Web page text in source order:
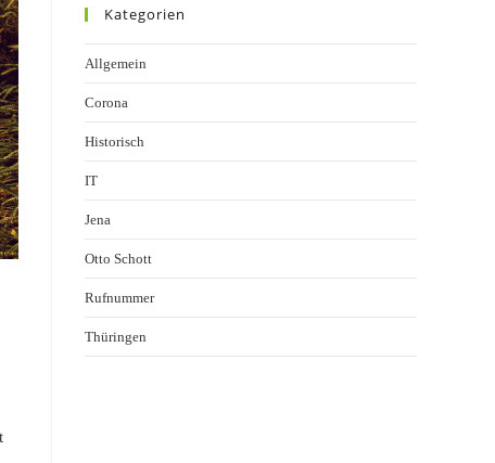
Kategorien
Allgemein
Corona
Historisch
IT
Jena
Otto Schott
Rufnummer
Thüringen